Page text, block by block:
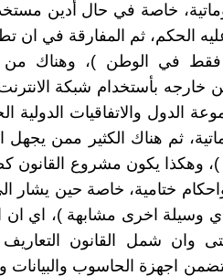
خاصة في حال أدين
الحكم، ثم المفارقة في ان
( فقط في الوطن )، وهناك
من خارجه بأستخدام شبكة
الدول والاتفاقيات الدولية
ثم هناك الكثير ممن
)، وهكذا يكون مشروع القانون
ختامية، خاصة حين يشار
وسيلة اخرى مشابهة )، اي
شمل القانون التعاريف
اجهزة الحاسوب والبيانات